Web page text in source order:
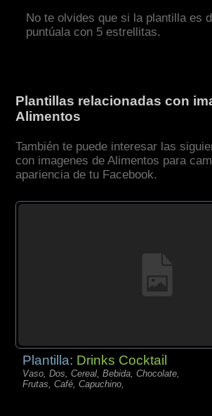
No te olvides que si la plantilla es
puntúala con 5 estrellitas.
Plantillas relacionadas con
Alimentos
También te puede interesar las
con imagenes de Alimentos para
apariencia de tu Facebook.
Plantilla: Drinks Cocktail
Vaso, Dos, Cereal, Bebida, Chocolate,
Frutas, Café, Capuchino,